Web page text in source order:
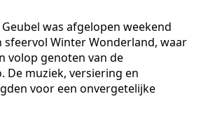
Geubel was afgelopen weekend
Winter Wonderland, waar
volop genoten van de
De muziek, versiering en
voor een onvergetelijke